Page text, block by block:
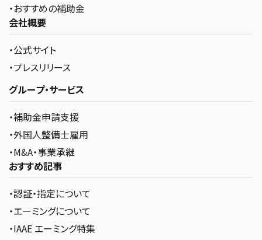
・おすすめの補助金
会社概要
・公式サイト
・プレスリリース
グループ・サービス
・補助金申請支援
・外国人整備士雇用
・M&A・事業承継
おすすめ記事
・認証・指定について
・エーミングについて
・IAAE エーミング特集